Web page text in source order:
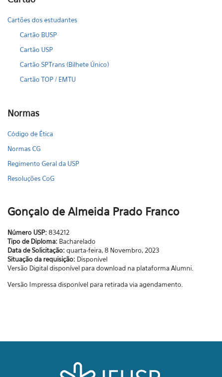
Cartões dos estudantes
Cartão BUSP
Cartão USP
Cartão SPTrans (Bilhete Único)
Cartão TOP / EMTU
Normas
Código de Ética
Normas CG
Regimento Geral da USP
Resoluções CoG
Gonçalo de Almeida Prado Franco
Número USP: 834212
Tipo de Diploma: Bacharelado
Data de Solicitação: quarta-feira, 8 Novembro, 2023
Situação da requisição: Disponível
Versão Digital disponível para download na plataforma Alumni.
Versão Impressa disponível para retirada via agendamento.